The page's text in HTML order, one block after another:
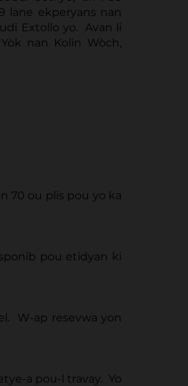
lane ekperyans nan
Extollo yo. Avan li
nan Kolin Wòch,
70 ou plis pou yo ka
pou etidyan ki
W-ap resevwa yon
a pou-l travay. Yo